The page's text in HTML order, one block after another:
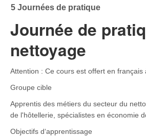
5 Journées de pratique
Journée de
nettoyage
Attention : Ce cours est offert en
Groupe cible
Apprentis des métiers du secteur du
de l'hôtellerie, spécialistes en économie
Objectifs d‘apprentissage